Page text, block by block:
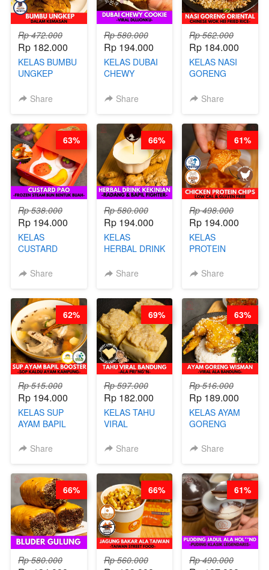
Rp 472.000
Rp 182.000
KELAS BUMBU
UNGKEP
KEMASAN - BY
Share
Rp 580.000
Rp 194.000
KELAS DUBAI
CHEWY
VIRAL
DITA
Share
Rp 562.000
Rp 184.000
KELAS NASI
GORENG
CHINESE WOK
CHEF
STEPHANIE
Share
Rp 538.000
Rp 194.000
KELAS
CUSTARD
STEAM BUN
CHEF DITA
Share
63%
Rp 580.000
Rp 194.000
KELAS
HERBAL DRINK
RADANG &
BARISTA
ARISUDANA
Share
66%
Rp 498.000
Rp 194.000
KELAS
PROTEIN
CHIPS -
RENDAH
KALORI
GLUTEN FREE
BY CHEF DITA
Share
61%
Rp 515.000
Rp 194.000
KELAS SUP
AYAM BAPIL
SOP KALDU
CHEF
STEPHANIE
Share
62%
Rp 597.000
Rp 182.000
KELAS TAHU
VIRAL
ALA PRI*NG*N
Share
69%
Rp 516.000
Rp 189.000
KELAS AYAM
GORENG
VIRAL ALA
STEPHANIE
Share
63%
Rp 580.000
66%
Rp 560.000
66%
Rp 490.000
61%